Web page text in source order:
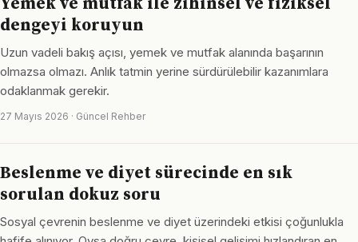
dengeyi koruyun
Uzun vadeli bakış açısı, yemek ve mutfak alanında başarının
olmazsa olmazı. Anlık tatmin yerine sürdürülebilir kazanımlara
odaklanmak gerekir.
27 Mayıs 2026 · Güncel Rehber
Beslenme ve diyet sürecinde en sık
sorulan dokuz soru
Sosyal çevrenin beslenme ve diyet üzerindeki etkisi çoğunlukla